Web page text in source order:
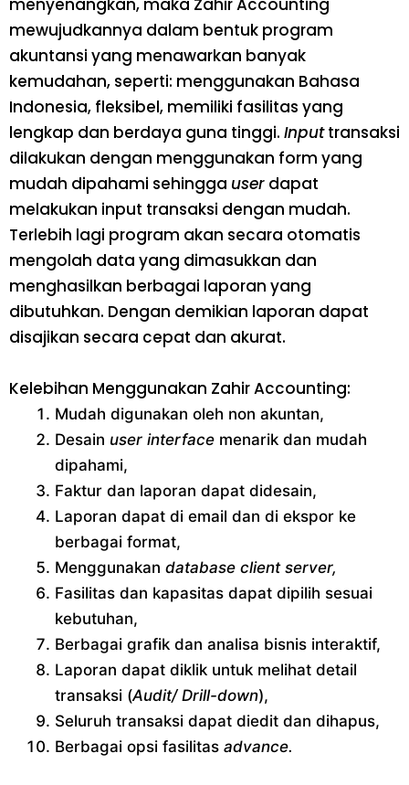
mewujudkannya dalam bentuk program
akuntansi yang menawarkan banyak
kemudahan, seperti: menggunakan Bahasa
Indonesia, fleksibel, memiliki fasilitas yang
lengkap dan berdaya guna tinggi. Inputtransaksi
dilakukan dengan menggunakan form yang
mudah dipahami sehingga user dapat
melakukan input transaksi dengan mudah.
Terlebih lagi program akan secara otomatis
mengolah data yang dimasukkan dan
menghasilkan berbagai laporan yang
dibutuhkan. Dengan demikian laporan dapat
disajikan secara cepat dan akurat.
Kelebihan Menggunakan Zahir Accounting:
Mudah digunakan oleh non akuntan,
Desain user interface menarik dan mudah
dipahami,
Faktur dan laporan dapat didesain,
Laporan dapat di email dan di ekspor ke
berbagai format,
Menggunakan database client server,
Fasilitas dan kapasitas dapat dipilih sesuai
kebutuhan,
Berbagai grafik dan analisa bisnis interaktif,
Laporan dapat diklik untuk melihat detail
transaksi (Audit/ Drill-down),
Seluruh transaksi dapat diedit dan dihapus,
Berbagai opsi fasilitas advance.